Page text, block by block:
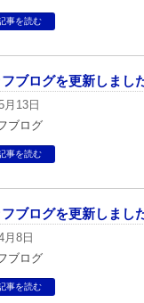
事を読む
ブログを更新しまし
月13日
ブログ
事を読む
ブログを更新しまし
月8日
ブログ
事を読む